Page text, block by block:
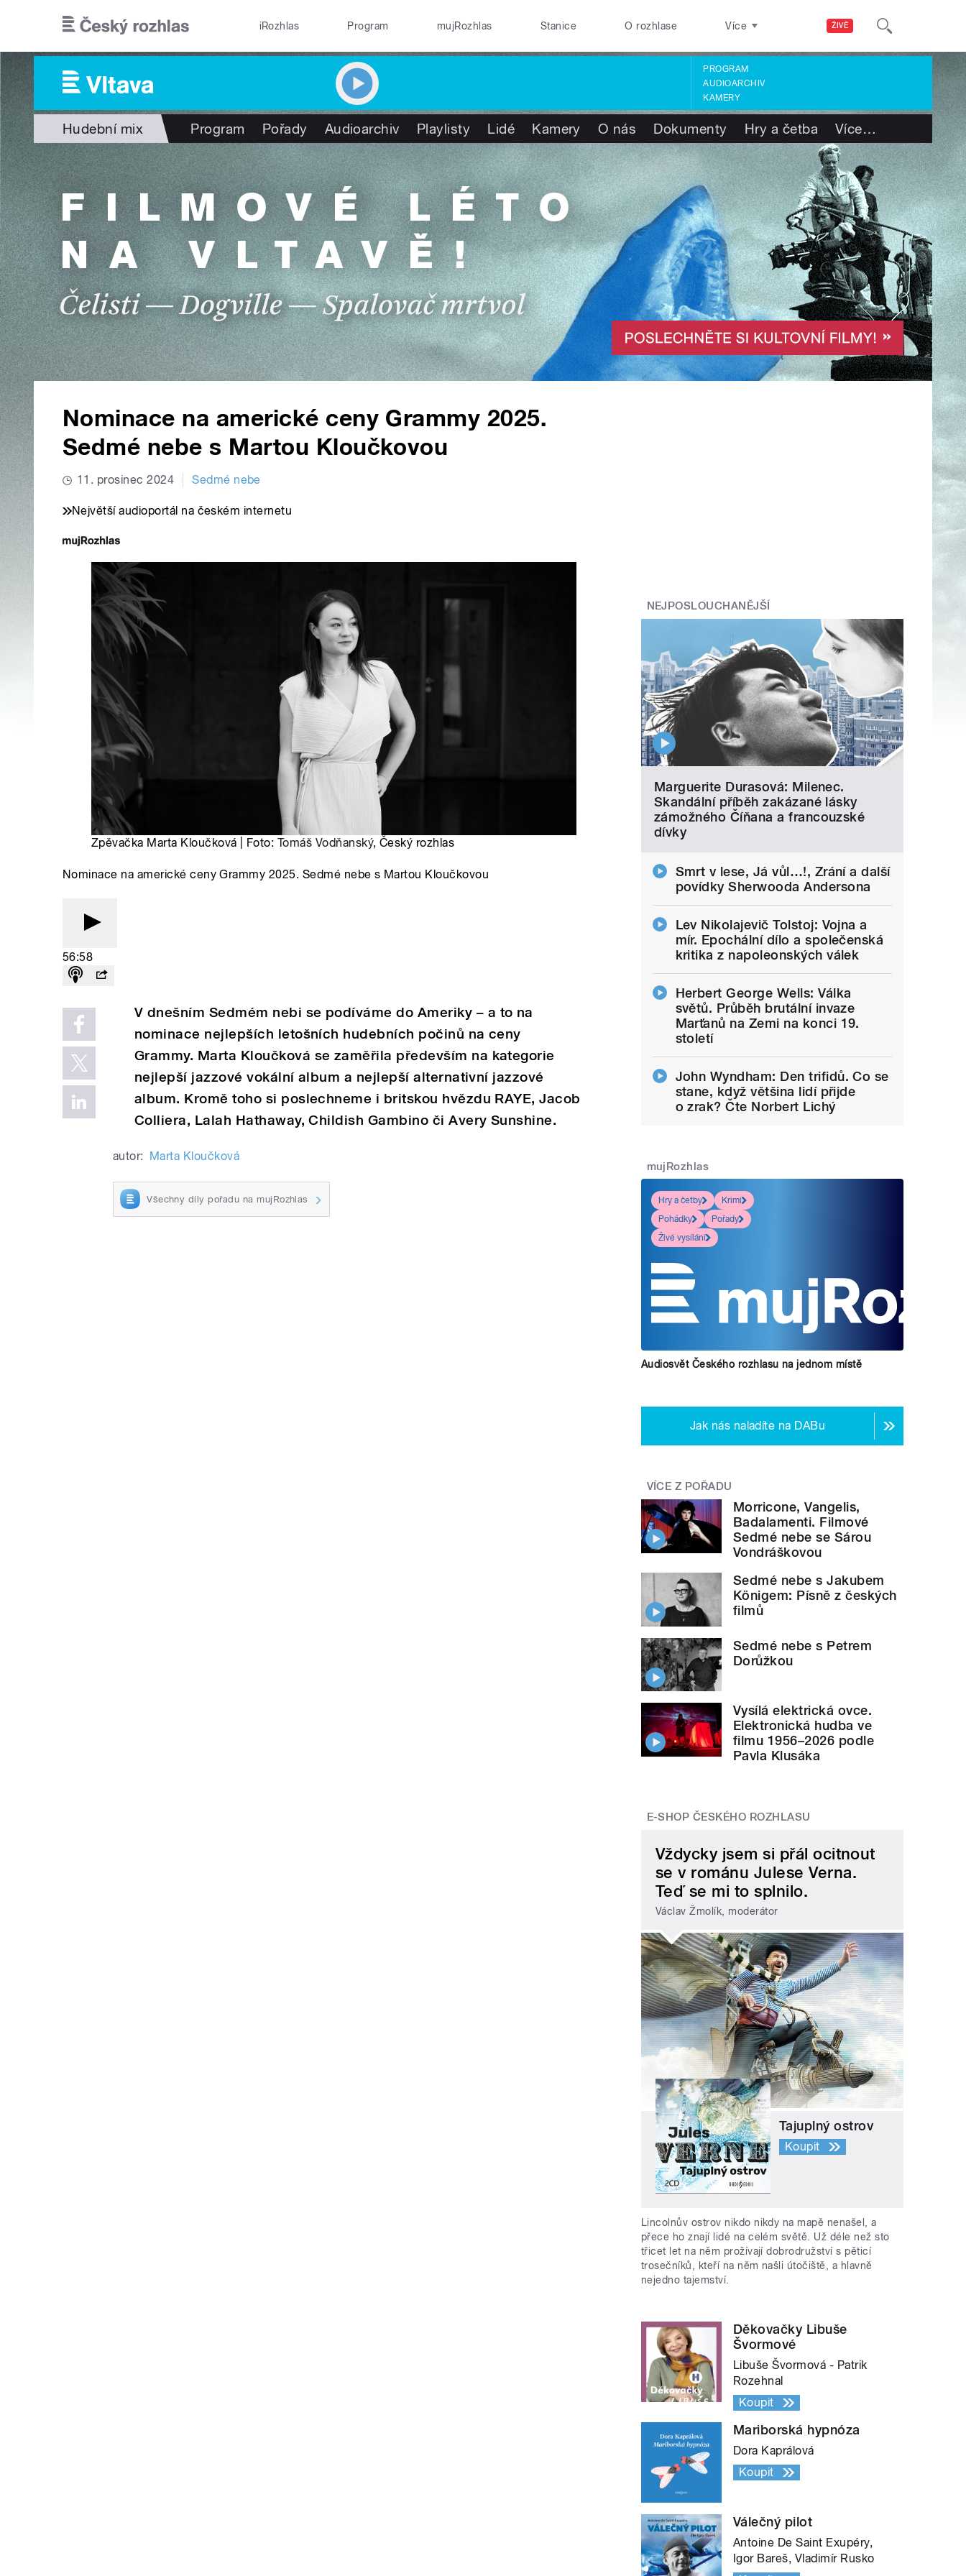
ŽIVĚ
iRozhlas Program mujRozhlas Stanice O rozhlase Více
PROGRAM
AUDIOARCHIV
KAMERY
Hudební mix Program Pořady Audioarchiv Playlisty Lidé Kamery O nás Dokumenty Hry a četba Více…
Nominace na americké ceny Grammy 2025.
Sedmé nebe s Martou Kloučkovou
11. prosinec 2024 Sedmé nebe
Největší audioportál na českém internetu
Zpěvačka Marta Kloučková | Foto: Tomáš Vodňanský, Český rozhlas
Nominace na americké ceny Grammy 2025. Sedmé nebe s Martou Kloučkovou
56:58
V dnešním Sedmém nebi se podíváme do Ameriky – a to na
nominace nejlepších letošních hudebních počinů na ceny
Grammy. Marta Kloučková se zaměřila především na kategorie
nejlepší jazzové vokální album a nejlepší alternativní jazzové
album. Kromě toho si poslechneme i britskou hvězdu RAYE, Jacob
Colliera, Lalah Hathaway, Childish Gambino či Avery Sunshine.
autor: Marta Kloučková
Všechny díly pořadu na mujRozhlas
NEJPOSLOUCHANĚJŠÍ
Marguerite Durasová: Milenec.
Skandální příběh zakázané lásky
zámožného Číňana a francouzské
dívky
Smrt v lese, Já vůl…!, Zrání a další
povídky Sherwooda Andersona
Lev Nikolajevič Tolstoj: Vojna a
mír. Epochální dílo a společenská
kritika z napoleonských válek
Herbert George Wells: Válka
světů. Průběh brutální invaze
Marťanů na Zemi na konci 19.
století
John Wyndham: Den trifidů. Co se
stane, když většina lidí přijde
o zrak? Čte Norbert Lichý
mujRozhlas
Hry a četby
Krimi
Pohádky
Pořady
Živé vysílání
Audiosvět Českého rozhlasu na jednom místě
Jak nás naladíte na DABu
VÍCE Z POŘADU
Morricone, Vangelis,
Badalamenti. Filmové
Sedmé nebe se Sárou
Vondráškovou
Sedmé nebe s Jakubem
Königem: Písně z českých
filmů
Sedmé nebe s Petrem
Dorůžkou
Vysílá elektrická ovce.
Elektronická hudba ve
filmu 1956–2026 podle
Pavla Klusáka
E-SHOP ČESKÉHO ROZHLASU
Vždycky jsem si přál ocitnout
se v románu Julese Verna.
Teď se mi to splnilo.
Václav Žmolík, moderátor
Tajuplný ostrov
Koupit
Lincolnův ostrov nikdo nikdy na mapě nenašel, a
přece ho znají lidé na celém světě. Už déle než sto
třicet let na něm prožívají dobrodružství s pěticí
trosečníků, kteří na něm našli útočiště, a hlavně
nejedno tajemství.
Děkovačky Libuše
Švormové
Libuše Švormová - Patrik
Rozehnal
Koupit
Mariborská hypnóza
Dora Kaprálová
Koupit
Válečný pilot
Antoine De Saint Exupéry,
Igor Bareš, Vladimír Rusko